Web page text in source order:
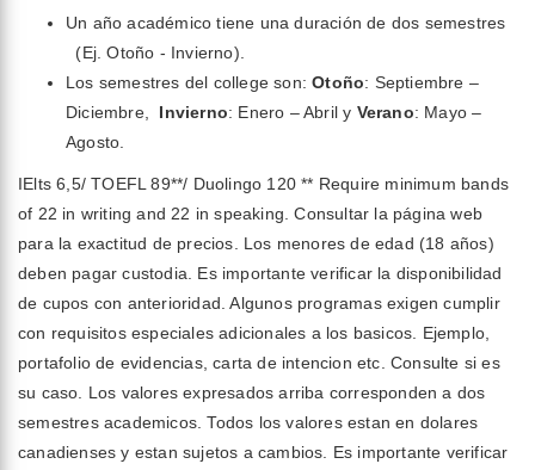
Un año académico tiene una duración de dos semestres
(Ej. Otoño - Invierno).
Los semestres del college son:Otoño: Septiembre –
Diciembre, Invierno: Enero – Abril y Verano: Mayo –
Agosto.
IElts 6,5/ TOEFL 89**/ Duolingo 120 ** Require minimum bands
of 22 in writing and 22 in speaking. Consultar la página web
para la exactitud de precios. Los menores de edad (18 años)
deben pagar custodia. Es importante verificar la disponibilidad
de cupos con anterioridad. Algunos programas exigen cumplir
con requisitos especiales adicionales a los basicos. Ejemplo,
portafolio de evidencias, carta de intencion etc. Consulte si es
su caso. Los valores expresados arriba corresponden a dos
semestres academicos. Todos los valores estan en dolares
canadienses y estan sujetos a cambios. Es importante verificar